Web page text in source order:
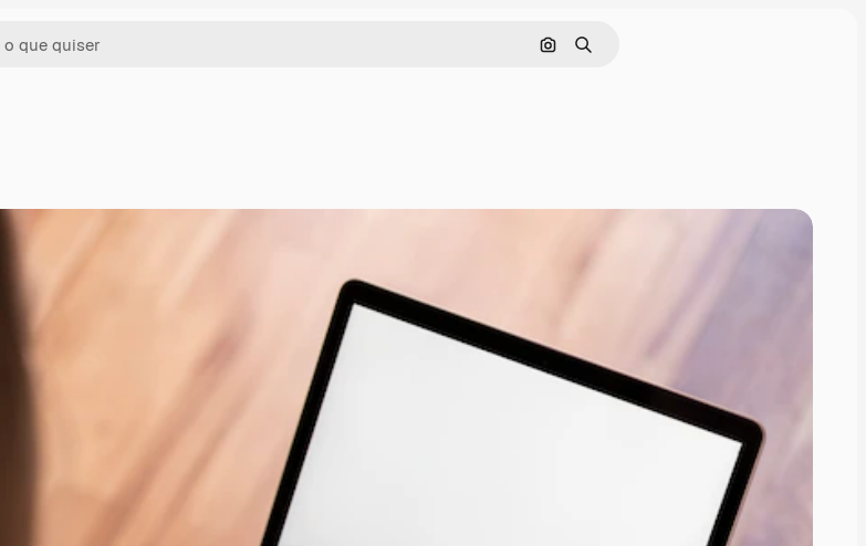
Pesquisar por imagem
Buscar